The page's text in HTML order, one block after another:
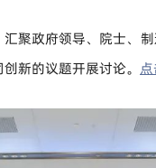
聚政府领导、院士、
新的议题开展讨论。